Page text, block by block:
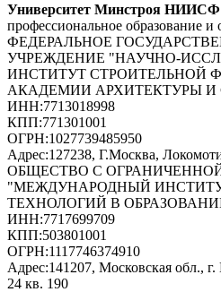
Университет Минстроя
профессиональное образование и
ФЕДЕРАЛЬНОЕ
УЧРЕЖДЕНИЕ "НАУЧНО-
ИНСТИТУТ СТРОИТЕЛЬНОЙ
АКАДЕМИИ АРХИТЕКТУРЫ
ИНН:7713018998
КПП:771301001
ОГРН:1027739485950
Адрес:127238, Г.Москва,
ОБЩЕСТВО С
"МЕЖДУНАРОДНЫЙ
ТЕХНОЛОГИЙ В
ИНН:7717699709
КПП:503801001
ОГРН:1117746374910
Адрес:141207, Московская обл.,
24 кв. 190